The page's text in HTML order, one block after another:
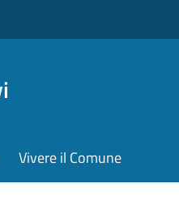
Vivere il Comune